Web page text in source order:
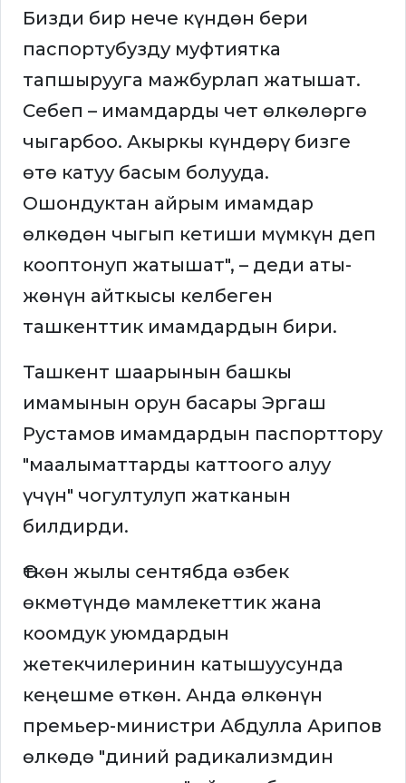
Бизди бир нече күндөн бери
паспортубузду муфтиятка
тапшырууга мажбурлап жатышат.
Себеп – имамдарды чет өлкөлөргө
чыгарбоо. Акыркы күндөрү бизге
өтө катуу басым болууда.
Ошондуктан айрым имамдар
өлкөдөн чыгып кетиши мүмкүн деп
кооптонуп жатышат", – деди аты-
жөнүн айткысы келбеген
ташкенттик имамдардын бири.
Ташкент шаарынын башкы
имамынын орун басары Эргаш
Рустамов имамдардын паспорттору
"маалыматтарды каттоого алуу
үчүн" чогултулуп жатканын
билдирди.
Өткөн жылы сентябда өзбек
өкмөтүндө мамлекеттик жана
коомдук уюмдардын
жетекчилеринин катышуусунда
кеңешме өткөн. Анда өлкөнүн
премьер-министри Абдулла Арипов
өлкөдө "диний радикализмдин